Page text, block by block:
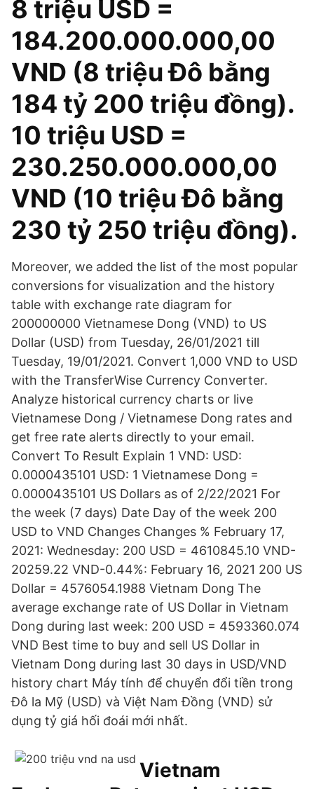
8 triệu USD =
184.200.000.000,00
VND (8 triệu Đô bằng
184 tỷ 200 triệu đồng).
10 triệu USD =
230.250.000.000,00
VND (10 triệu Đô bằng
230 tỷ 250 triệu đồng).
Moreover, we added the list of the most popular
conversions for visualization and the history
table with exchange rate diagram for
200000000 Vietnamese Dong (VND) to US
Dollar (USD) from Tuesday, 26/01/2021 till
Tuesday, 19/01/2021. Convert 1,000 VND to USD
with the TransferWise Currency Converter.
Analyze historical currency charts or live
Vietnamese Dong / Vietnamese Dong rates and
get free rate alerts directly to your email.
Convert To Result Explain 1 VND: USD:
0.0000435101 USD: 1 Vietnamese Dong =
0.0000435101 US Dollars as of 2/22/2021 For
the week (7 days) Date Day of the week 200
USD to VND Changes Changes % February 17,
2021: Wednesday: 200 USD = 4610845.10 VND-
20259.22 VND-0.44%: February 16, 2021 200 US
Dollar = 4576054.1988 Vietnam Dong The
average exchange rate of US Dollar in Vietnam
Dong during last week: 200 USD = 4593360.074
VND Best time to buy and sell US Dollar in
Vietnam Dong during last 30 days in USD/VND
history chart Máy tính để chuyển đổi tiền trong
Đô la Mỹ (USD) và Việt Nam Đồng (VND) sử
dụng tỷ giá hối đoái mới nhất.
Vietnam